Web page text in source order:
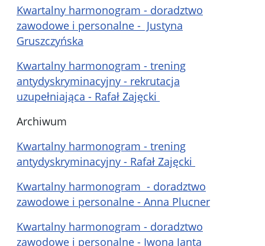
Kwartalny harmonogram - doradztwo
zawodowe i personalne - Justyna
Gruszczyńska
Kwartalny harmonogram - trening
antydyskryminacyjny - rekrutacja
uzupełniająca - Rafał Zajęcki
Archiwum
Kwartalny harmonogram - trening
antydyskryminacyjny - Rafał Zajęcki
Kwartalny harmonogram - doradztwo
zawodowe i personalne - Anna Plucner
Kwartalny harmonogram - doradztwo
zawodowe i personalne - Iwona Janta